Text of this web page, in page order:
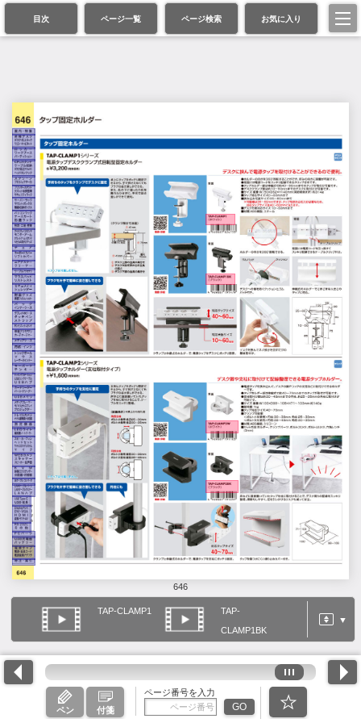
目次 ページ一覧 ページ検索 お気に入り
646
ペン 付箋
ページ番号を入力
GO
TAP-CLAMP1
TAP-
CLAMP1BK
▼